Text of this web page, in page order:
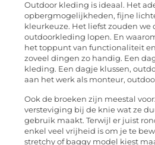
Outdoor kleding is ideaal. Het
opbergmogelijkheden, fijne
kleurkeuze. Het liefst zouden we
outdoorkleding lopen. En
het toppunt van functionaliteit
zoveel dingen zo handig. Een
kleding. Een dagje klussen,
aan het werk als monteur,
Ook de broeken zijn meestal
versteviging bij de knie wat ze
gebruik maakt. Terwijl er juist
enkel veel vrijheid is om je te
stretchy of baggy model kiest